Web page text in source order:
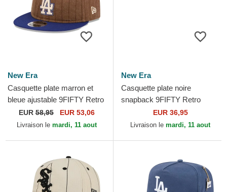
New Era
Casquette plate marron et
bleue ajustable 9FIFTY Retro
Crown Wool Pinstripe Los
Angeles Dodgers...
EUR58,95 EUR 53,06
Livraison le mardi, 11 aout
New Era
Casquette plate noire
snapback 9FIFTY Retro
Crown Plaid Los Angeles
Dodgers MLB New Era
EUR 36,95
Livraison le mardi, 11 aout